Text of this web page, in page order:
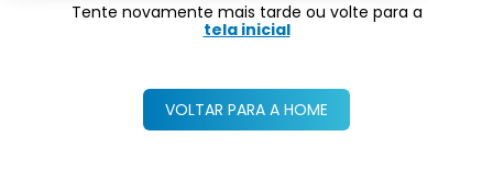
Tente novamente mais tarde ou volte para a
tela inicial
VOLTAR PARA A HOME